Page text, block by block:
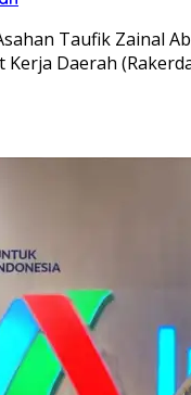
Taufik Zainal
Kerja Daerah